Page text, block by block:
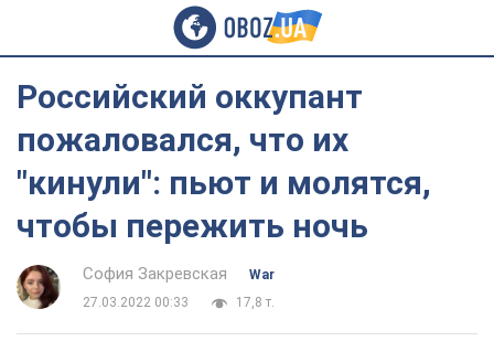
Российский оккупант
пожаловался, что их
"кинули": пьют и молятся,
чтобы пережить ночь
София Закревская
War
27.03.2022 00:33
17,8 т.